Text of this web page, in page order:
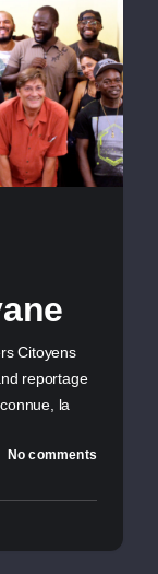
Citoyens
reportage
la
No comments